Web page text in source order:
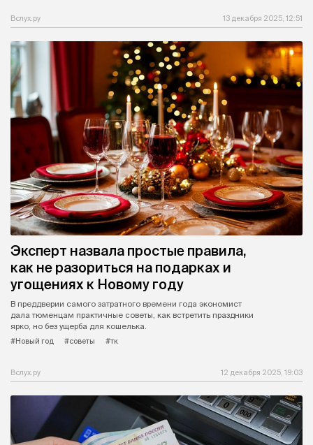
Вслух.ру 13 декабря 2025, 12:51
Эксперт назвала простые правила,
как не разориться на подарках и
угощениях к Новому году
В преддверии самого затратного времени года экономист
дала тюменцам практичные советы, как встретить праздники
ярко, но без ущерба для кошелька.
#Новый год
#советы #тк
Вслух.ру 12 декабря 2025, 19:03